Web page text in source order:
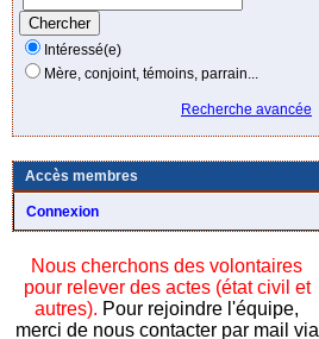
Intéressé(e)
Mère, conjoint, témoins, parrain...
Recherche avancée
Accès membres
Connexion
Nous cherchons des volontaires
pour relever des actes (état civil et
autres). Pour rejoindre l'équipe,
merci de nous contacter par mail via